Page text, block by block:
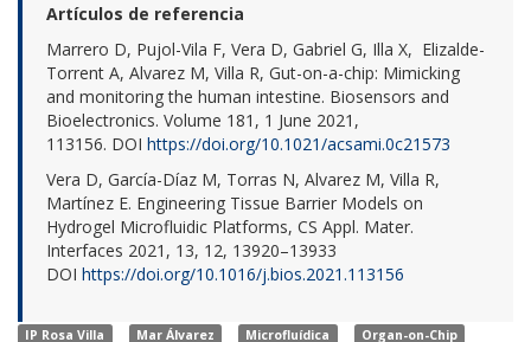
Artículos de referencia
Marrero D, Pujol-Vila F, Vera D, Gabriel G, Illa X, Elizalde-
Torrent A, Alvarez M, Villa R, Gut-on-a-chip: Mimicking
and monitoring the human intestine. Biosensors and
Bioelectronics. Volume 181, 1 June 2021,
113156. DOI https://doi.org/10.1021/acsami.0c21573
Vera D, García-Díaz M, Torras N, Alvarez M, Villa R,
Martínez E. Engineering Tissue Barrier Models on
Hydrogel Microfluidic Platforms, CS Appl. Mater.
Interfaces 2021, 13, 12, 13920–13933
DOI https://doi.org/10.1016/j.bios.2021.113156
IP Rosa Villa Mar Álvarez Microfluídica
Organ-on-Chip